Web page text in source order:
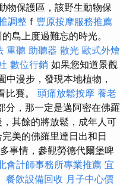
物保護區，該野生動物保
調整 f 豐原按摩服務推薦
島上度過難忘的時光。
重聽 助聽器 散光 歐式外燴
數位行銷 如果您知道景觀
漫步，發現本地植物，
比賽。 頭痛放鬆按摩 養老
分，那一定是邁阿密在佛羅
其餘的將放鬆，成年人可
美的佛羅里達日出和日
事情，參觀勞德代爾堡啤
會計師事務所專業推薦 宜
餐飲設備回收 月子中心價